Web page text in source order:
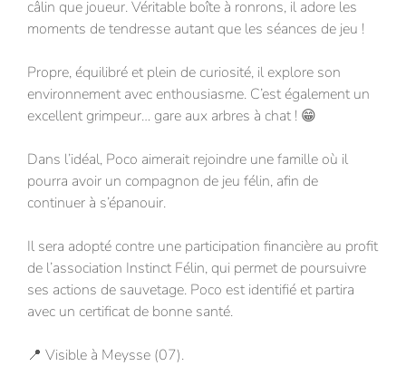
câlin que joueur. Véritable boîte à ronrons, il adore les
moments de tendresse autant que les séances de jeu !
Propre, équilibré et plein de curiosité, il explore son
environnement avec enthousiasme. C’est également un
excellent grimpeur… gare aux arbres à chat ! 😁
Dans l’idéal, Poco aimerait rejoindre une famille où il
pourra avoir un compagnon de jeu félin, afin de
continuer à s’épanouir.
Il sera adopté contre une participation financière au profit
de l’association Instinct Félin, qui permet de poursuivre
ses actions de sauvetage. Poco est identifié et partira
avec un certificat de bonne santé.
📍 Visible à Meysse (07).